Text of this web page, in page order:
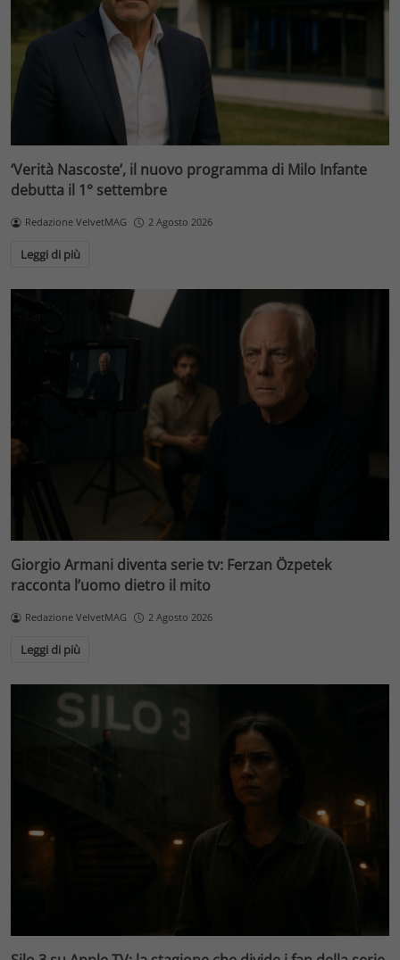
‘Verità Nascoste’, il nuovo programma di Milo Infante
debutta il 1° settembre
Redazione VelvetMAG 2 Agosto 2026
Leggi di più
Giorgio Armani diventa serie tv: Ferzan Özpetek
racconta l’uomo dietro il mito
Redazione VelvetMAG 2 Agosto 2026
Leggi di più